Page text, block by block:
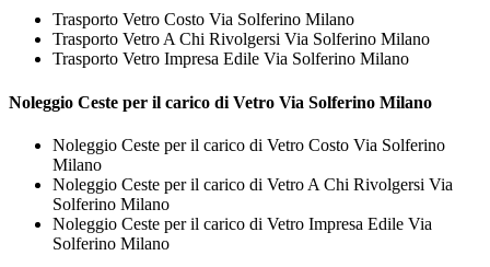
Trasporto Vetro Costo Via Solferino Milano
Trasporto Vetro A Chi Rivolgersi Via Solferino Milano
Trasporto Vetro Impresa Edile Via Solferino Milano
Noleggio Ceste per il carico di Vetro Via Solferino Milano
Noleggio Ceste per il carico di Vetro Costo Via Solferino
Milano
Noleggio Ceste per il carico di Vetro A Chi Rivolgersi Via
Solferino Milano
Noleggio Ceste per il carico di Vetro Impresa Edile Via
Solferino Milano